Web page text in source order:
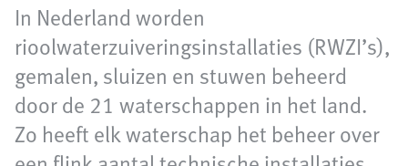
In Nederland worden
rioolwaterzuiveringsinstallaties (RWZI’s),
gemalen, sluizen en stuwen beheerd
door de 21 waterschappen in het land.
Zo heeft elk waterschap het beheer over